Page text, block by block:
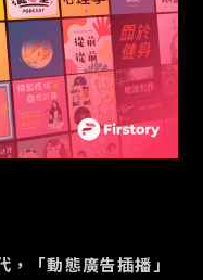
「動態廣告插播」